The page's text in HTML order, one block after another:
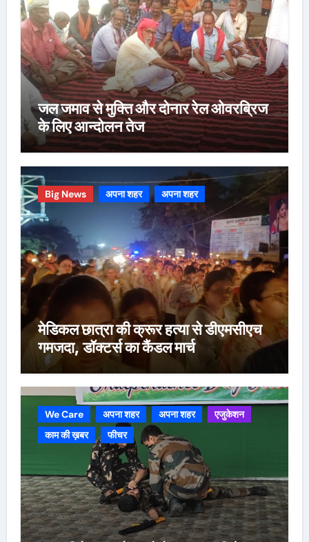
जल जमाव से मुक्ति और दोनार रेल ओवरब्रिज
के लिए आन्दोलन तेज
Big News अपना शहर अपना शहर
मेडिकल छात्रा की क्रूर हत्या से डीएमसीएच
गमजदा, डॉक्टर्स का कैंडल मार्च
We Care अपना शहर अपना शहर
एजुकेशन
काम की ख़बर
फीचर